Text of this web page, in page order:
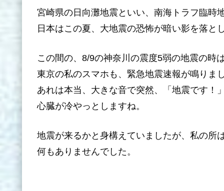
宮崎県の日向灘地震といい、南海トラフ臨時
日本はこの夏、大地震の恐怖が暗い影を落と
この間の、8/9の神奈川の震度5弱の地震の時
東京の私のスマホも、緊急地震速報が鳴りま
あれは本当、大きな音で突然、「地震です！
心臓が冷やっとしますね。
地震が来るかと身構えていましたが、私の所
何もありませんでした。